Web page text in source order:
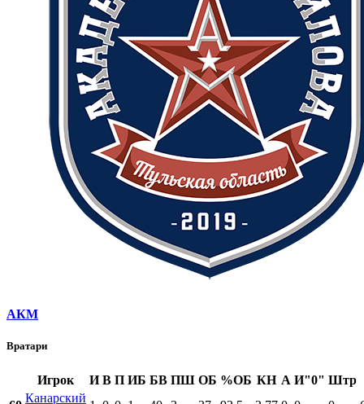
АКМ
Вратари
Игрок И В П ИБ БВ ПШ ОБ %ОБ КН А И"0" Штр
Канарский